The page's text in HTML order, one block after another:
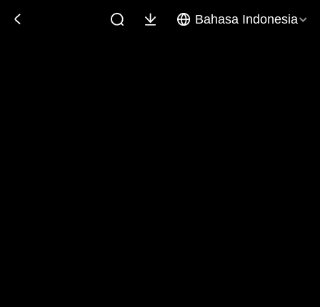
Bahasa Indonesia